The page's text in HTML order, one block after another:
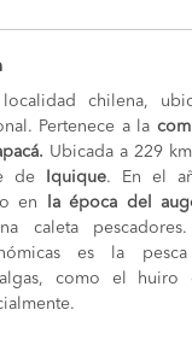
chilena,
Pertenece a la
Ubicada a 229
de
Iquique. En el
en
la época del
caleta
es la
como el huiro